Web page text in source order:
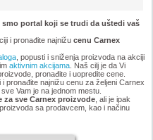
portal koji se trudi da uštedi vaš
i pronađite najnižu cenu Carnex
, popusti i sniženja proizvoda na akciji
aktivnim akcijama. Naš cilj je da Vi
pronađite i uopredite cene.
pronađite najnižu cenu za željeni Carnex
Vam je na jednom mestu.
za sve Carnex proizvode, ali je ipak
sa prodavcem, kao i načinu